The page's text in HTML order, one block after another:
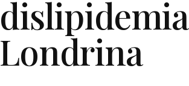
Londrina